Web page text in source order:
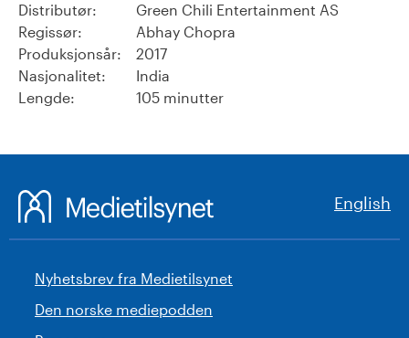
Distributør:
Green Chili Entertainment AS
Regissør:
Abhay Chopra
Produksjonsår:
2017
Nasjonalitet:
India
Lengde:
105 minutter
English
Nyhetsbrev fra Medietilsynet
Den norske mediepodden